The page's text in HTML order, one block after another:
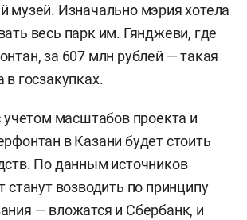
музей. Изначально мэрия хотела
весь парк им. Гянджеви, где
за 607 млн рублей — такая
госзакупках.
учетом масштабов проекта и
в Казани будет стоить
По данным источников
станут возводить по принципу
— вложатся и Сбербанк, и